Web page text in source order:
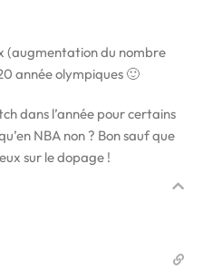
(augmentation du nombre
année olympiques 🙂
dans l’année pour certains
NBA non ? Bon sauf que
sur le dopage !